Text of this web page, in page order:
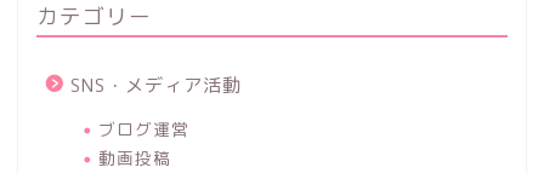
カテゴリー
SNS・メディア活動
ブログ運営
動画投稿